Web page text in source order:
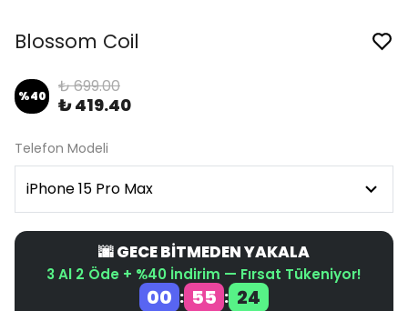
Blossom Coil
%40 ₺ 699.00
₺ 419.40
Telefon Modeli
🌆 GECE BİTMEDEN YAKALA
3 Al 2 Öde + %40 İndirim — Fırsat Tükeniyor!
00 : 55 : 24